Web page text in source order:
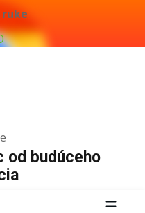
od budúceho